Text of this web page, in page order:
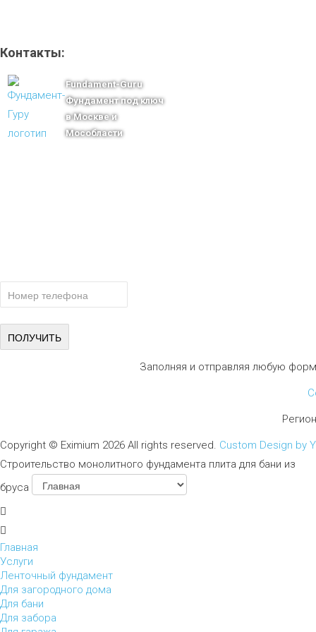
Контакты:
Fundament-Guru
Фундамент под ключ
в Москве и
Мособласти
Заполняя и отправляя любую
Copyright © Eximium 2026 All rights reserved. Custom Design by
Строительство монолитного фундамента плита для бани из
бруса
Главная
Услуги
Ленточный фундамент
Для загородного дома
Для бани
Для забора